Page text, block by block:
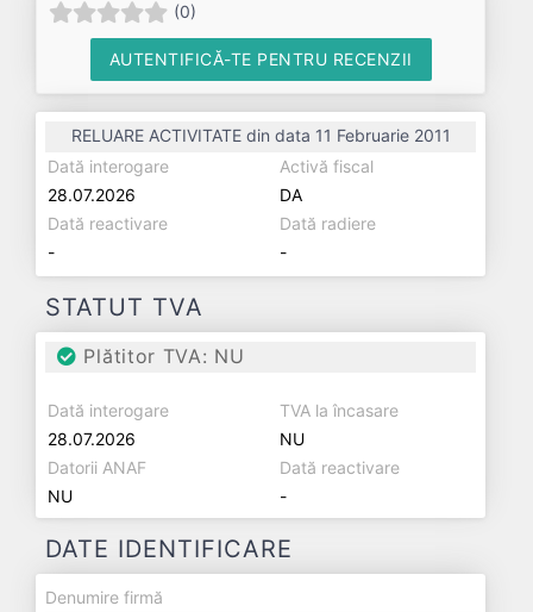
(0)
AUTENTIFICĂ-TE PENTRU RECENZII
RELUARE ACTIVITATE din data 11 Februarie 2011
Dată interogare
28.07.2026
Activă fiscal
DA
Dată reactivare
-
Dată radiere
-
STATUT TVA
Plătitor TVA: NU
Dată interogare
28.07.2026
TVA la încasare
NU
Datorii ANAF
NU
Dată reactivare
-
DATE IDENTIFICARE
Denumire firmă